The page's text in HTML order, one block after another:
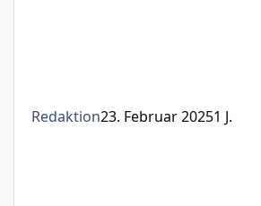
Redaktion23. Februar 20251 J.